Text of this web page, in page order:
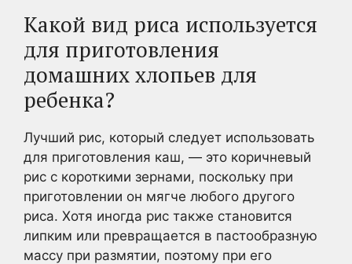
Какой вид риса используется
для приготовления
домашних хлопьев для
ребенка?
Лучший рис, который следует использовать
для приготовления каш, — это коричневый
рис с короткими зернами, поскольку при
приготовлении он мягче любого другого
риса. Хотя иногда рис также становится
липким или превращается в пастообразную
массу при размятии, поэтому при его